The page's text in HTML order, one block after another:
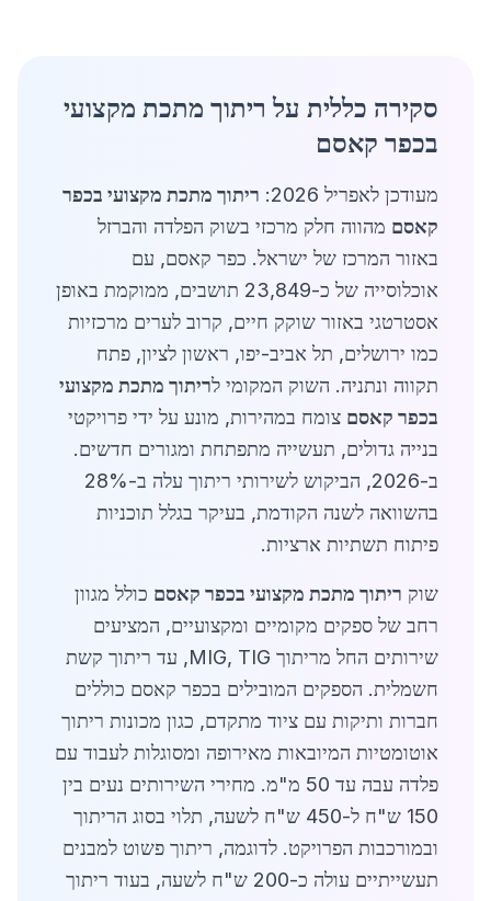
סקירה כללית על ריתוך מתכת מקצועי
בכפר קאסם
מעודכן לאפריל 2026:
ריתוך מתכת מקצועי בכפר
קאסם מהווה חלק מרכזי בשוק הפלדה והברזל
באזור המרכז של ישראל. כפר קאסם, עם
אוכלוסייה של כ-23,849 תושבים, ממוקמת באופן
אסטרטגי באזור שוקק חיים, קרוב לערים מרכזיות
כמו ירושלים, תל אביב-יפו, ראשון לציון, פתח
תקווה ונתניה. השוק המקומי לריתוך מתכת מקצועי
בכפר קאסם צומח במהירות, מונע על ידי פרויקטי
בנייה גדולים, תעשייה מתפתחת ומגורים חדשים.
ב-2026, הביקוש לשירותי ריתוך עלה ב-28%
בהשוואה לשנה הקודמת, בעיקר בגלל תוכניות
פיתוח תשתיות ארציות.
שוק ריתוך מתכת מקצועי בכפר קאסם כולל מגוון
רחב של ספקים מקומיים ומקצועיים, המציעים
שירותים החל מריתוך MIG, TIG, עד ריתוך קשת
חשמלית. הספקים המובילים בכפר קאסם כוללים
חברות ותיקות עם ציוד מתקדם, כגון מכונות ריתוך
אוטומטיות המיובאות מאירופה ומסוגלות לעבוד עם
פלדה עבה עד 50 מ"מ. מחירי השירותים נעים בין
150 ש"ח ל-450 ש"ח לשעה, תלוי בסוג הריתוך
ובמורכבות הפרויקט. לדוגמה, ריתוך פשוט למבנים
תעשייתיים עולה כ-200 ש"ח לשעה, בעוד ריתוך